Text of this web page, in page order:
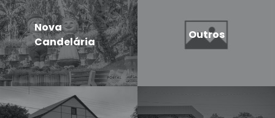
Nova
Candelária
Outros